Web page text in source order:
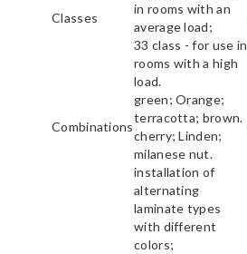
Classes
in rooms with an
average load;
33 class - for use in
rooms with a high
load.
Combinations
green; Orange;
terracotta; brown.
cherry; Linden;
milanese nut.
installation of
alternating
laminate types
with different
colors;